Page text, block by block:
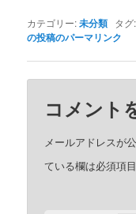
カテゴリー:未分類 タ
の投稿のパーマリンク
コメント
メールアドレスが
ている欄は必須項